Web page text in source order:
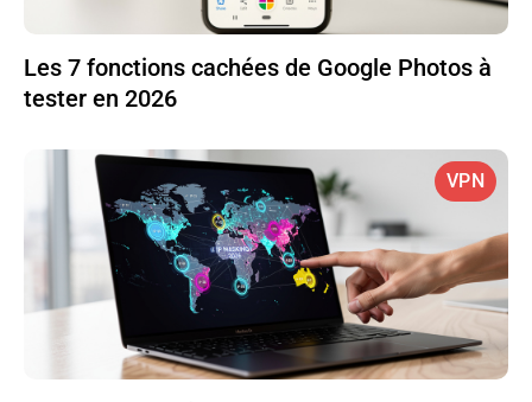
Les 7 fonctions cachées de Google Photos à
tester en 2026
VPN